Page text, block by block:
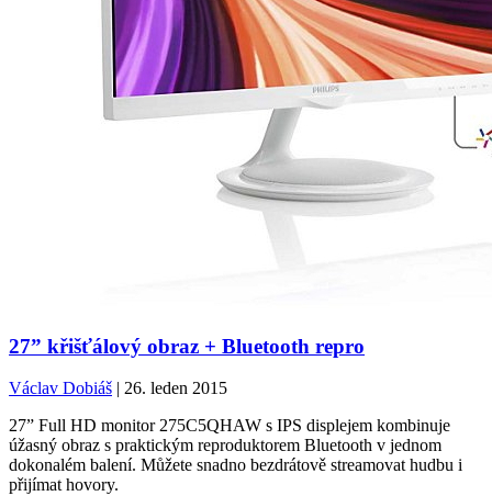
27” křišťálový obraz + Bluetooth repro
Václav Dobiáš | 26. leden 2015
27” Full HD monitor 275C5QHAW s IPS displejem kombinuje
úžasný obraz s praktickým reproduktorem Bluetooth v jednom
dokonalém balení. Můžete snadno bezdrátově streamovat hudbu i
přijímat hovory.